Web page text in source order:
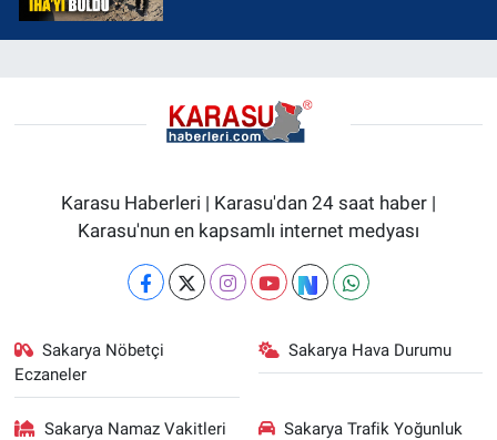
Karasu Haberleri | Karasu'dan 24 saat haber |
Karasu'nun en kapsamlı internet medyası
Sakarya Nöbetçi
Eczaneler
Sakarya Hava Durumu
Sakarya Namaz Vakitleri
Sakarya Trafik Yoğunluk